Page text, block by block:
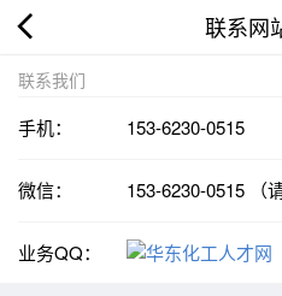
联系网
联系我们
手机： 153-6230-0515
微信： 153-6230-0515 （
业务QQ：